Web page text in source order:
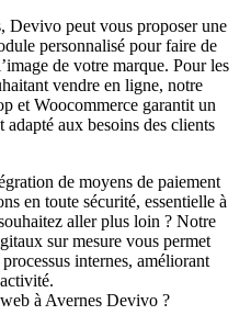
, Devivo peut vous proposer une
personnalisé pour faire de
de votre marque. Pour les
vendre en ligne, notre
et Woocommerce garantit un
aux besoins des clients
de moyens de paiement
en toute sécurité, essentielle à
aller plus loin ? Notre
sur mesure vous permet
internes, améliorant
à Avernes Devivo ?